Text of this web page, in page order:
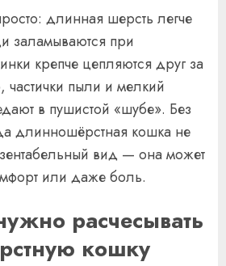
длинная шерсть легче
заламываются при
крепче цепляются друг за
частички пыли и мелкий
в пушистой «шубе». Без
длинношёрстная кошка не
вид — она может
или даже боль.
расчесывать
кошку